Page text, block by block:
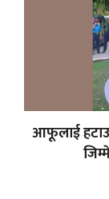
आफूलाई